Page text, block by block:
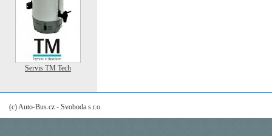
Servis TM Tech
(c) Auto-Bus.cz - Svoboda s.r.o.